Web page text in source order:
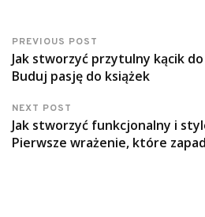
PREVIOUS POST
Jak stworzyć przytulny kącik
Buduj pasję do książek
NEXT POST
Jak stworzyć funkcjonalny i
Pierwsze wrażenie, które